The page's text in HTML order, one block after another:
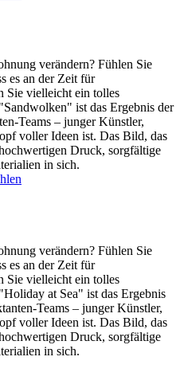
verändern? Fühlen Sie
es an der Zeit für
Sie vielleicht ein tolles
ist das Ergebnis der
Teams – junger Künstler,
voller Ideen ist. Das Bild, das
Druck, sorgfältige
in sich.
verändern? Fühlen Sie
es an der Zeit für
Sie vielleicht ein tolles
at Sea" ist das Ergebnis
Teams – junger Künstler,
voller Ideen ist. Das Bild, das
Druck, sorgfältige
in sich.